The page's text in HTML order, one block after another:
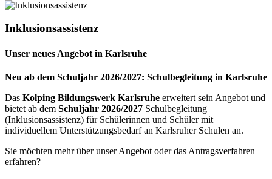
Inklusionsassistenz
Unser neues Angebot in Karlsruhe
Neu ab dem Schuljahr 2026/2027: Schulbegleitung in Karlsruhe
Das Kolping Bildungswerk Karlsruhe erweitert sein Angebot und
bietet ab dem Schuljahr 2026/2027 Schulbegleitung
(Inklusionsassistenz) für Schülerinnen und Schüler mit
individuellem Unterstützungsbedarf an Karlsruher Schulen an.
Sie möchten mehr über unser Angebot oder das Antragsverfahren
erfahren?